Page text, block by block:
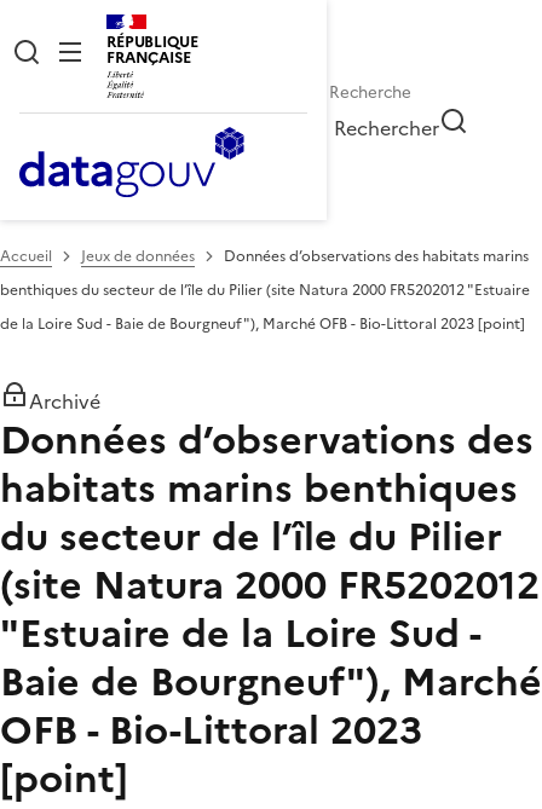
RÉPUBLIQUE
FRANÇAISE
Rechercher
Accueil Jeux de données
Données d’observations des habitats marins
benthiques du secteur de l’île du Pilier (site Natura 2000 FR5202012 "Estuaire
de la Loire Sud - Baie de Bourgneuf"), Marché OFB - Bio-Littoral 2023 [point]
Archivé
Données d’observations des
habitats marins benthiques
du secteur de l’île du Pilier
(site Natura 2000 FR5202012
"Estuaire de la Loire Sud -
Baie de Bourgneuf"), Marché
OFB - Bio-Littoral 2023
[point]